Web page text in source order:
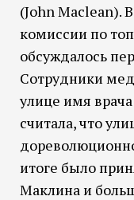
(John Maclean).
комиссии по
обсуждалось
Сотрудники
улице имя
считала, что
итоге было
Маклина и